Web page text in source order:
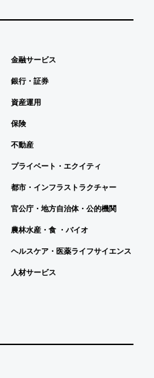
金融サービス
銀行・証券
資産運用
保険
不動産
プライベート・エクイティ
都市・インフラストラクチャー
官公庁・地方自治体・公的機関
農林水産・食 ・バイオ
ヘルスケア・医薬ライフサイエンス
人材サービス